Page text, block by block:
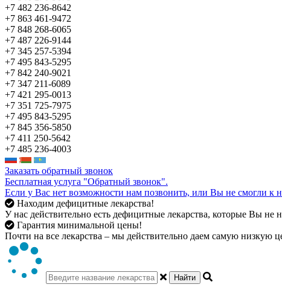
+7 482 236-8642
+7 863 461-9472
+7 848 268-6065
+7 487 226-9144
+7 345 257-5394
+7 495 843-5295
+7 842 240-9021
+7 347 211-6089
+7 421 295-0013
+7 351 725-7975
+7 495 843-5295
+7 845 356-5850
+7 411 250-5642
+7 485 236-4003
Заказать обратный звонок
Бесплатная услуга "Обратный звонок".
Если у Вас нет возможности нам позвонить, или Вы не смогли к
Находим дефицитные лекарства!
У нас действительно есть дефицитные лекарства, которые Вы не
Гарантия минимальной цены!
Почти на все лекарства – мы действительно даем самую низкую
Найти